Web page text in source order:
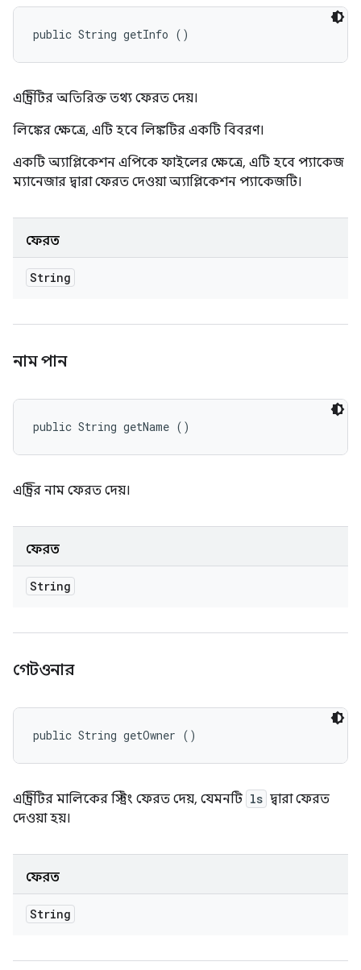
public String getInfo ()
এন্ট্রিটির অতিরিক্ত তথ্য ফেরত দেয়।
লিঙ্কের ক্ষেত্রে, এটি হবে লিঙ্কটির একটি বিবরণ।
একটি অ্যাপ্লিকেশন এপিকে ফাইলের ক্ষেত্রে, এটি হবে প্যাকেজ
ম্যানেজার দ্বারা ফেরত দেওয়া অ্যাপ্লিকেশন প্যাকেজটি।
ফেরত
String
নাম পান
public String getName ()
এন্ট্রির নাম ফেরত দেয়।
ফেরত
String
গেটওনার
public String getOwner ()
এন্ট্রিটির মালিকের স্ট্রিং ফেরত দেয়, যেমনটি ls দ্বারা ফেরত
দেওয়া হয়।
ফেরত
String